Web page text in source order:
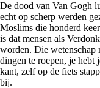
De dood van Van Gogh
echt op scherp werden
Moslims die honderd
is dat mensen als
worden. Die
dingen te roepen, je hebt
kant, zelf op de fiets
bij.